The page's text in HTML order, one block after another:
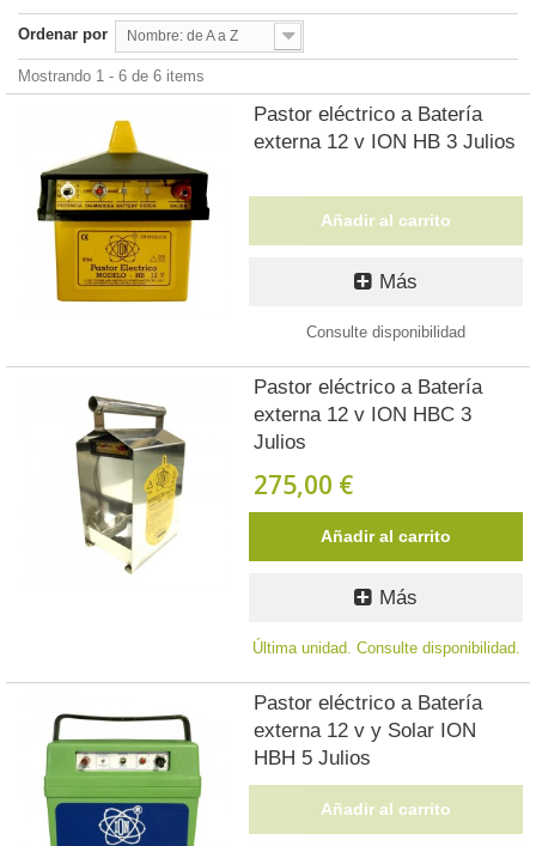
Ordenar por Nombre: de A a Z
Mostrando 1 - 6 de 6 items
Pastor eléctrico a Batería
externa 12 v ION HB 3 Julios
Añadir al carrito
Más
Consulte disponibilidad
Pastor eléctrico a Batería
externa 12 v ION HBC 3
Julios
275,00 €
Añadir al carrito
Más
Última unidad. Consulte disponibilidad.
Pastor eléctrico a Batería
externa 12 v y Solar ION
HBH 5 Julios
Añadir al carrito